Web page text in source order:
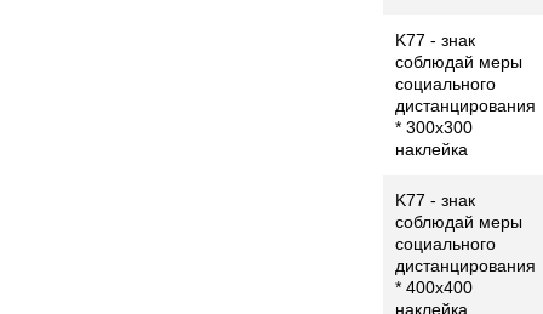
K77 - знак
соблюдай меры
социального
дистанцирования
* 300x300
наклейка
K77 - знак
соблюдай меры
социального
дистанцирования
* 400x400
наклейка